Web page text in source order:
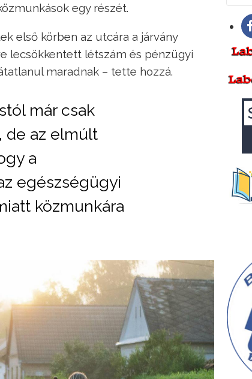
egy részét.
első körben az utcára a járvány
lecsökkentett létszám és pénzügyi
maradnak – tette hozzá.
már csak
de az elmúlt
a
egészségügyi
közmunkára